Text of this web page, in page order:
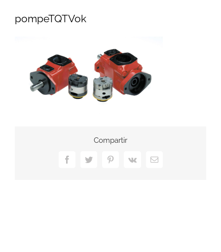
pompeTQTVok
Compartir
FacebookTwitterPinterest
Vk
Correo